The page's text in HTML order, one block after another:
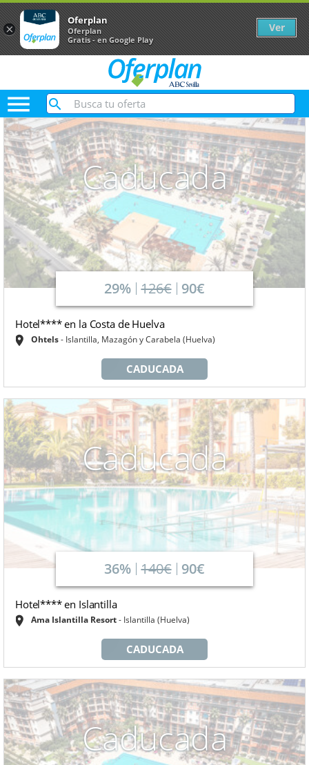

Caducada
29% 126€ 90€
Hotel**** en la Costa de Huelva
Ohtels Islantilla, Mazagón y Carabela (Huelva)
CADUCADA
Caducada
36% 140€ 90€
Hotel**** en Islantilla
Ama Islantilla Resort Islantilla (Huelva)
CADUCADA
Caducada
×
Oferplan
Oferplan
Gratis - en Google Play
Ver